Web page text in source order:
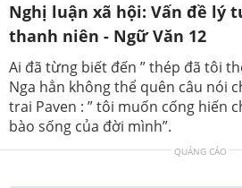
Nghị luận xã hội: Vấn đề lý
thanh niên - Ngữ Văn 12
Ai đã từng biết đến ” thép đã tôi
Nga hẳn không thể quên câu nói
trai Paven : ” tôi muốn cống hiến
bào sống của đời mình”.
QUẢNG CÁO